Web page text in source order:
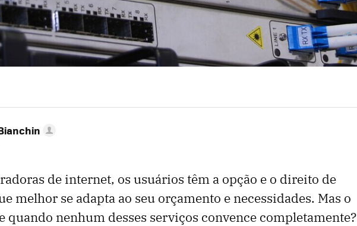
de internet, os usuários têm a opção e o direito de
melhor se adapta ao seu orçamento e necessidades. Mas o
quando nenhum desses serviços convence completamente?